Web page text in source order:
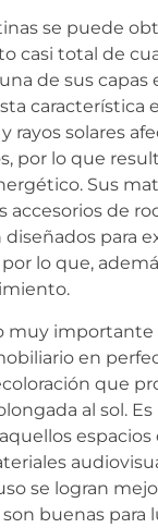
se puede
casi total de
de sus capas
característica
rayos solares
por lo que
Sus
accesorios de
diseñados para
por lo que,
muy importante
en
que
al sol. Es
espacios
se logran
buenas para